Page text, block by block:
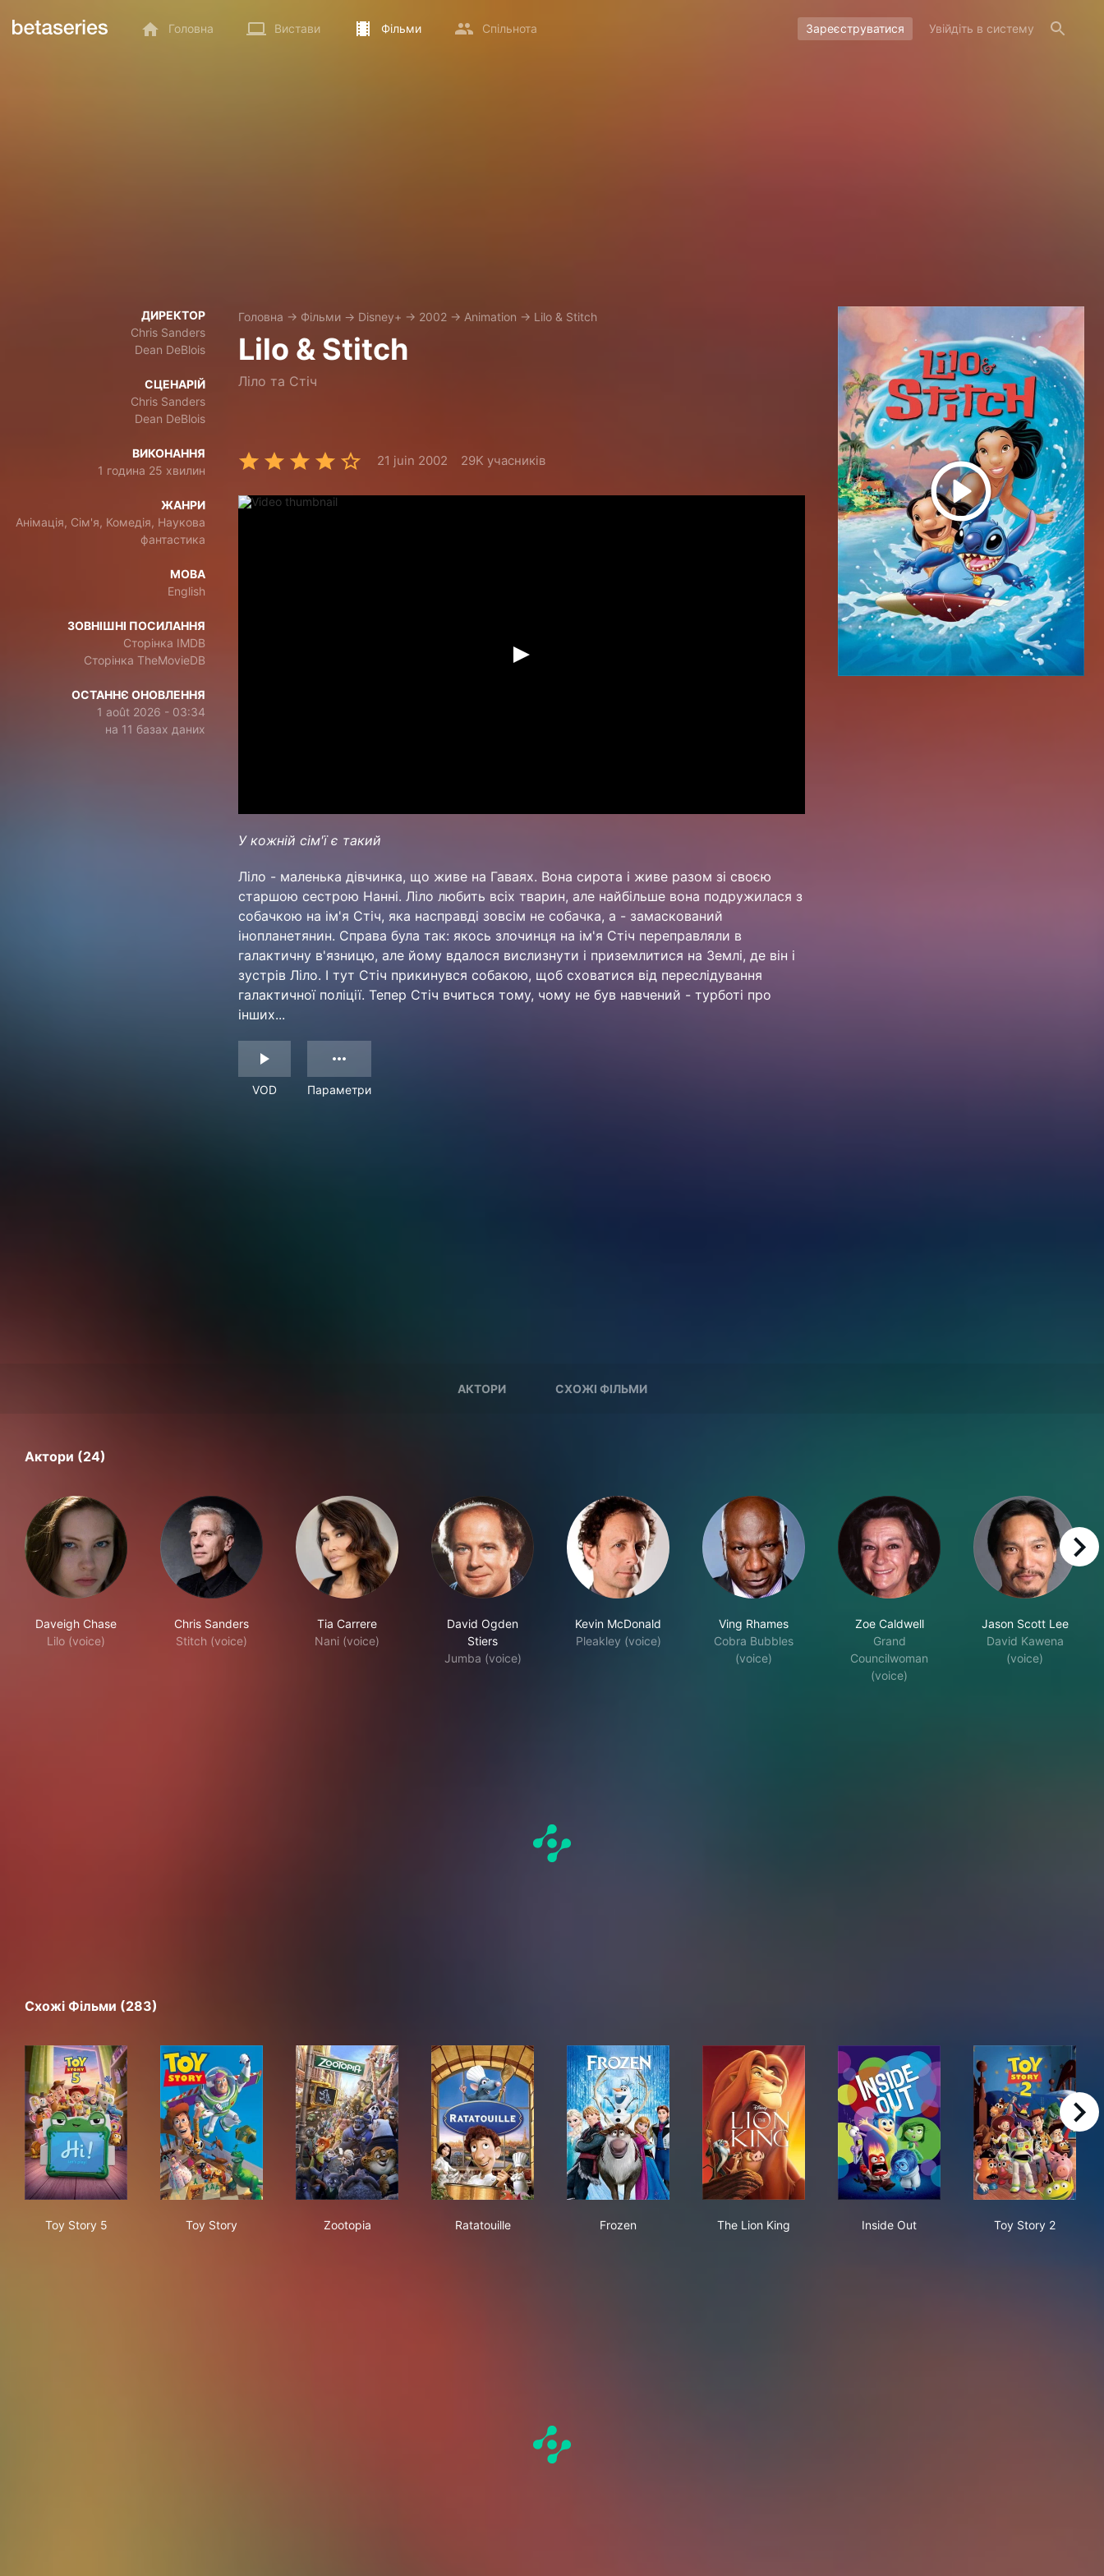
Головна Вистави Фільми Спільнота Зареєструватися Увійдіть в систему
ДИРЕКТОР
Chris Sanders
Dean DeBlois
СЦЕНАРІЙ
Chris Sanders
Dean DeBlois
ВИКОНАННЯ
1 година 25 хвилин
ЖАНРИ
Анімація, Сім'я, Комедія, Наукова
фантастика
МОВА
English
ЗОВНІШНІ ПОСИЛАННЯ
Сторінка IMDB
Сторінка TheMovieDB
ОСТАННЄ ОНОВЛЕННЯ
1 août 2026 - 03:34
на 11 базах даних
Головна → Фільми → Disney+ → 2002 → Animation → Lilo & Stitch
Lilo & Stitch
Ліло та Стіч
21 juin 2002 29K учасників
У кожній сім'ї є такий
Ліло - маленька дівчинка, що живе на Гаваях. Вона сирота і живе разом зі своєю
старшою сестрою Нанні. Ліло любить всіх тварин, але найбільше вона подружилася з
собачкою на ім'я Стіч, яка насправді зовсім не собачка, а - замаскований
інопланетянин. Справа була так: якось злочинця на ім'я Стіч переправляли в
галактичну в'язницю, але йому вдалося вислизнути і приземлитися на Землі, де він і
зустрів Ліло. І тут Стіч прикинувся собакою, щоб сховатися від переслідування
галактичної поліції. Тепер Стіч вчиться тому, чому не був навчений - турботі про
інших...
VOD Параметри
АКТОРИ СХОЖІ ФІЛЬМИ
Актори (24)
Daveigh Chase
Lilo (voice)
Chris Sanders
Stitch (voice)
Tia Carrere
Nani (voice)
David Ogden
Stiers
Jumba (voice)
Kevin McDonald
Pleakley (voice)
Ving Rhames
Cobra Bubbles
(voice)
Zoe Caldwell
Grand
Councilwoman
(voice)
Jason Scott Lee
David Kawena
(voice)
right
Схожі Фільми (283)
Toy Story 5
Toy Story
Zootopia
Ratatouille
Frozen
The Lion King
Inside Out
Toy Story 2
right